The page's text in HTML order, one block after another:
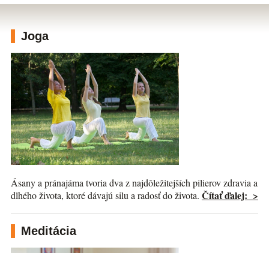
Joga
Ásany a pránajáma tvoria dva z najdôležitejších pilierov zdravia a
dlhého života, ktoré dávajú silu a radosť do života. Čítať ďalej: >
Meditácia